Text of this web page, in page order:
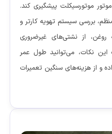
موتورسیکلت پیشگیری کند.
بررسی سیستم تهویه کارتر و
از نشتی‌های غیرضروری
این نکات، می‌توانید طول عمر
و از هزینه‌های سنگین تعمیرات